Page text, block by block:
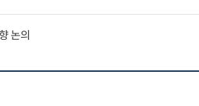
논의